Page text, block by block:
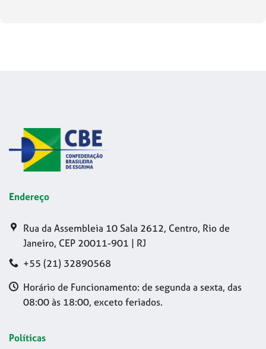
Endereço
Rua da Assembleia 10 Sala 2612, Centro, Rio de
Janeiro, CEP 20011-901 | RJ
+55 (21) 32890568
Horário de Funcionamento: de segunda a sexta, das
08:00 às 18:00, exceto feriados.
Políticas